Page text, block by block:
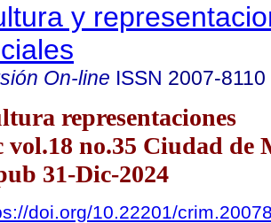
y
On-line ISSN 2007-8110
representaciones
vol.18 no.35 Ciudad de
31-Dic-2024
doi.org/10.22201/